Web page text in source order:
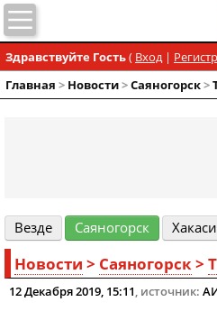
Здравствуйте Гость( Вход|
Главная > Новости>Cаяногорск>
Везде Cаяногорск
Новости > Cаяногорск>
12 Декабря 2019, 15:11, источник: